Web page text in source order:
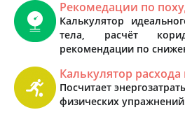
Рекомедации по
Калькулятор
тела, расчёт
рекомендации по
Калькулятор
Посчитает
физических упражнений